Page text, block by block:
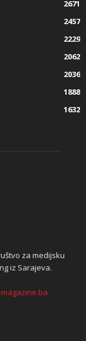
2671
2457
2229
2062
2036
1888
1632
za medijsku
iz Sarajeva.